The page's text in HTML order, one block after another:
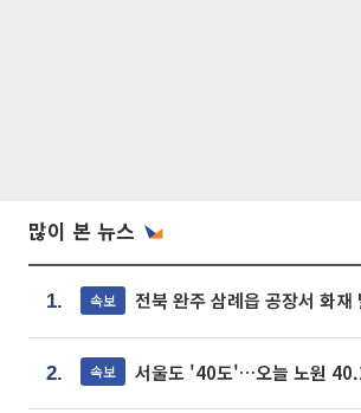
많이 본 뉴스
1. 속보 전북 완주 삼례읍 공장서 화재
2. 속보 서울도 '40도'…오늘 노원